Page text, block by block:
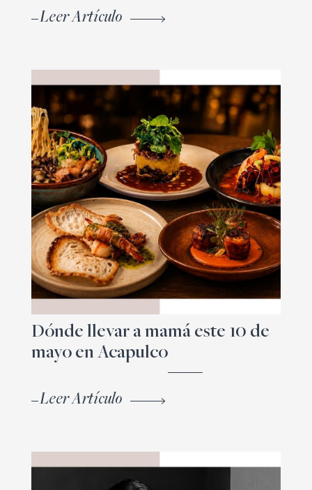
Leer Artículo
Dónde llevar a mamá este 10 de
mayo en Acapulco
Leer Artículo